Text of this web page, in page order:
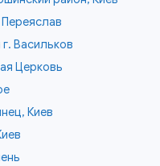
Васильков
Церковь
Киев